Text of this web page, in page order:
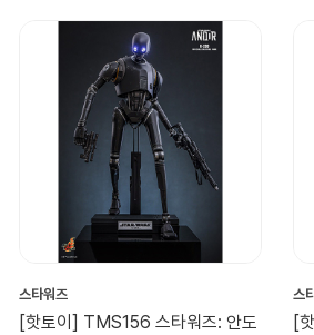
스타워즈
[핫토이] TMS156 스타워즈: 안도
스
[